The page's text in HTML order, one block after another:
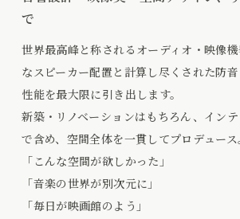
で
世界最高峰と称されるオーディオ・映像
なスピーカー配置と計算し尽くされた防
性能を最大限に引き出します。
新築・リノベーションはもちろん、イン
で含め、空間全体を一貫してプロデュース
「こんな空間が欲しかった」
「音楽の世界が別次元に」
「毎日が映画館のよう」